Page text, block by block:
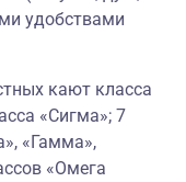
удобствами
кают класса
«Сигма»; 7
«Гамма»,
«Омега